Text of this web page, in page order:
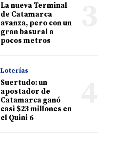
La nueva Terminal
de Catamarca
avanza, pero con un
gran basural a
pocos metros
Loterías
Suertudo: un
apostador de
Catamarca ganó
casi $23 millones en
el Quini 6